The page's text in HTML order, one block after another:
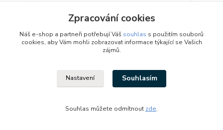
Zpracování cookies
Náš e-shop a partneři potřebují Váš souhlas s použitím souborů
cookies, aby Vám mohli zobrazovat informace týkající se Vašich
zájmů.
Nastavení Souhlasím
Souhlas můžete odmítnout zde.